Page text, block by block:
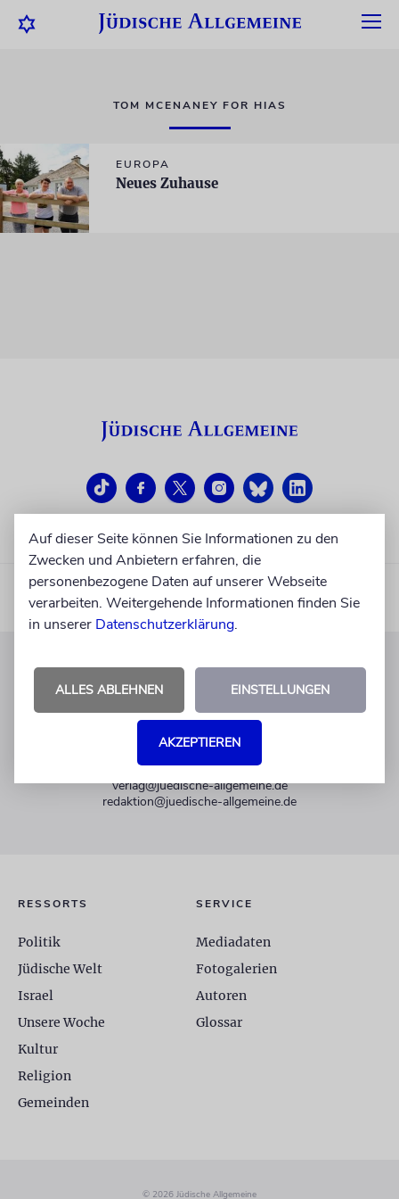
TOM MCENANEY FOR HIAS
EUROPA
Neues Zuhause
KUNDENSERVICE
+49 30 275833 0
Mo-Do 9-17 Uhr
verlag@juedische-allgemeine.de
redaktion@juedische-allgemeine.de
RESSORTS
Politik
Jüdische Welt
Israel
Unsere Woche
Kultur
Religion
Gemeinden
SERVICE
Mediadaten
Fotogalerien
Autoren
Glossar
© 2026 Jüdische Allgemeine
Auf dieser Seite können Sie Informationen zu den
Zwecken und Anbietern erfahren, die
personenbezogene Daten auf unserer Webseite
verarbeiten. Weitergehende Informationen finden Sie
in unserer Datenschutzerklärung.
ALLES ABLEHNEN EINSTELLUNGEN
AKZEPTIEREN